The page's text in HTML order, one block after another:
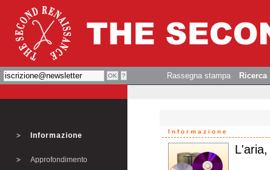
Rassegna stampa Ricerca
Informazione
Approfondimento
Informazione